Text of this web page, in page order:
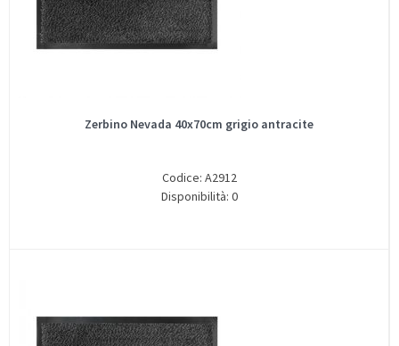
Zerbino Nevada 40x70cm grigio antracite
Codice: A2912
Disponibilità: 0